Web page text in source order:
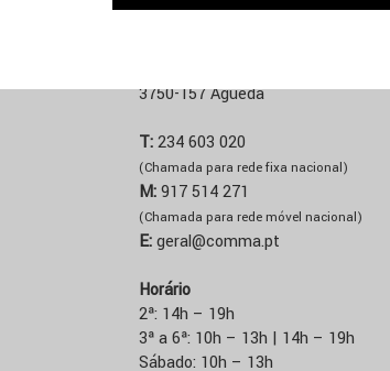
3750-157 Águeda
T:234 603 020
(Chamada para rede fixa nacional)
M:917 514 271
(Chamada para rede móvel nacional)
E:geral@comma.pt
Horário
2ª: 14h – 19h
3ª a 6ª: 10h – 13h | 14h – 19h
Sábado: 10h – 13h